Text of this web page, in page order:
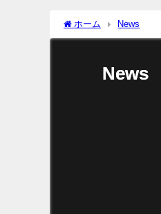
ホーム News
News